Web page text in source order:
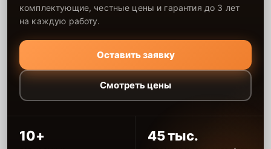
комплектующие, честные цены и гарантия до 3 лет
на каждую работу.
Оставить заявку
Смотреть цены
10+ 45 тыс.